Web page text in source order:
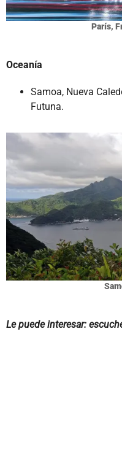
París,
Oceanía
Samoa, Nueva
Futuna.
Le puede interesar: